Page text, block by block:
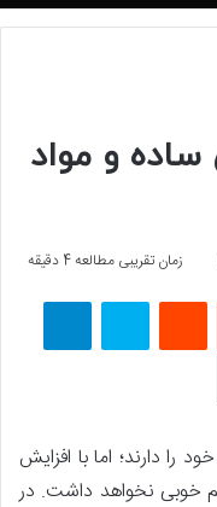
و مواد
زمان تقریبی مطالعه 4 دقیقه
پینتریست اسکایپ
چاپ
دارند؛ اما با افزایش
خوبی نخواهد داشت. در